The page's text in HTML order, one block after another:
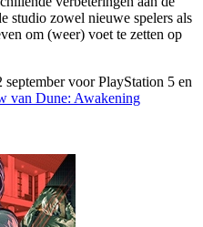
studio zowel nieuwe spelers als
om (weer) voet te zetten op
voor PlayStation 5 en
van Dune: Awakening